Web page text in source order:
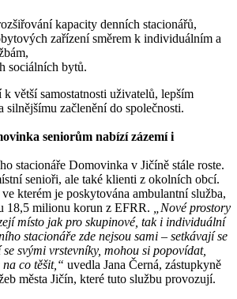
kapacity denních stacionářů,
zařízení směrem k individuálním a
sociálních bytů.
větší samostatnosti uživatelů, lepším
začlenění do společnosti.
seniorům nabízí zázemí i
stacionáře Domovinka v Jičíně stále roste.
senioři, ale také klienti z okolních obcí.
kterém je poskytována ambulantní služba,
18,5 milionu korun z EFRR.
„Nové prostory
místo jak pro skupinové, tak i individuální
stacionáře zde nejsou sami – setkávají se
svými vrstevníky, mohou si popovídat,
co těšit,“ uvedla Jana Černá, zástupkyně
města Jičín, které tuto službu provozují.